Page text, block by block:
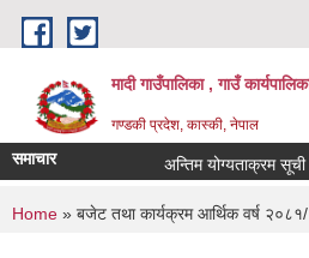
Skip to main content
मादी गाउँपालिका , गाउँ
गण्डकी प्रदेश, कास्की, नेपाल
समाचार अन्तिम योग्यताक्रम सूची
You are here
Home » बजेट तथा कार्यक्रम आर्थिक वर्ष